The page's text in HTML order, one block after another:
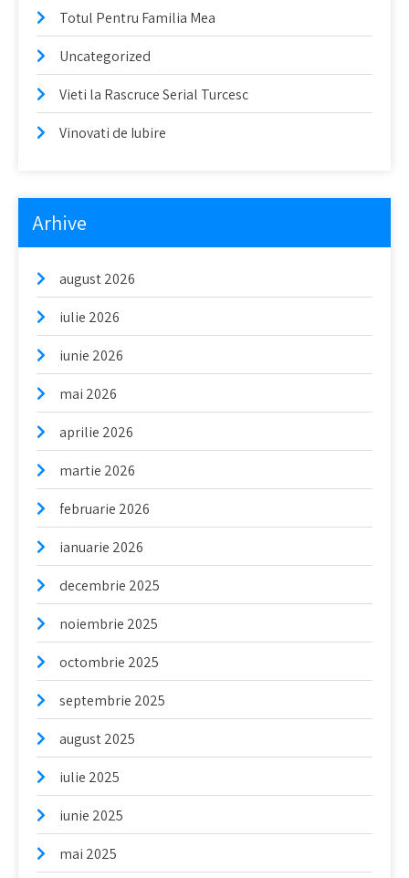
Totul Pentru Familia Mea
Uncategorized
Vieti la Rascruce Serial Turcesc
Vinovati de Iubire
Arhive
august 2026
iulie 2026
iunie 2026
mai 2026
aprilie 2026
martie 2026
februarie 2026
ianuarie 2026
decembrie 2025
noiembrie 2025
octombrie 2025
septembrie 2025
august 2025
iulie 2025
iunie 2025
mai 2025